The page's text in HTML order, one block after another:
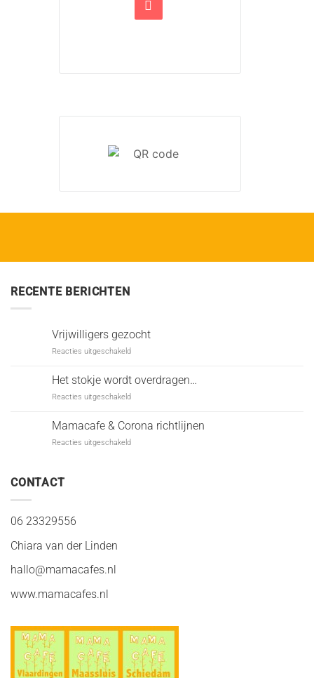
RECENTE BERICHTEN
Vrijwilligers gezocht
Reacties uitgeschakeld
Het stokje wordt overdragen…
Reacties uitgeschakeld
wordt
overdragen…
Mamacafe & Corona richtlijnen
Reacties uitgeschakeld
CONTACT
06 23329556
Chiara van der Linden
hallo@mamacafes.nl
www.mamacafes.nl